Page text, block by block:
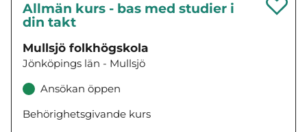
Allmän kurs - bas med studier i
din takt
Mullsjö folkhögskola
Jönköpings län - Mullsjö
Ansökan öppen
Behörighetsgivande kurs